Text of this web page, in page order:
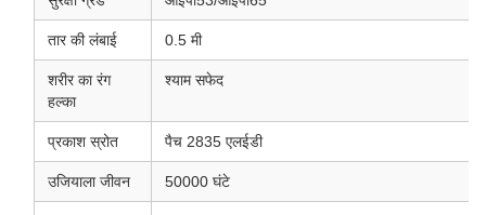
तार की लंबाई 0.5 मी
शरीर का रंग
हल्का
श्याम सफेद
प्रकाश स्रोत पैच 2835 एलईडी
उजियाला जीवन 50000 घंटे